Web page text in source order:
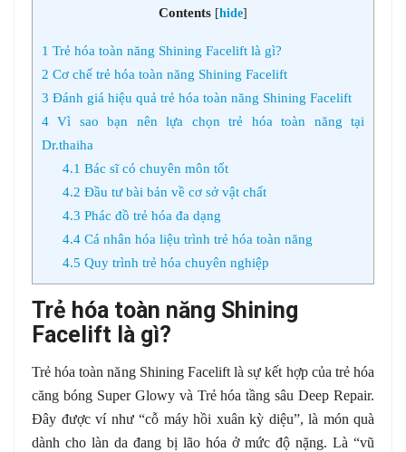
Contents [hide]
1 Trẻ hóa toàn năng Shining Facelift là gì?
2 Cơ chế trẻ hóa toàn năng Shining Facelift
3 Đánh giá hiệu quả trẻ hóa toàn năng Shining Facelift
4 Vì sao bạn nên lựa chọn trẻ hóa toàn năng tại
Dr.thaiha
4.1 Bác sĩ có chuyên môn tốt
4.2 Đầu tư bài bản về cơ sở vật chất
4.3 Phác đồ trẻ hóa đa dạng
4.4Cá nhân hóa liệu trình trẻ hóa toàn năng
4.5 Quy trình trẻ hóa chuyên nghiệp
Trẻ hóa toàn năng Shining
Facelift là gì?
Trẻ hóa toàn năng Shining Facelift là sự kết hợp của trẻ hóa
căng bóng Super Glowy và Trẻ hóa tầng sâu Deep Repair.
Đây được ví như “cỗ máy hồi xuân kỳ diệu”, là món quà
dành cho làn da đang bị lão hóa ở mức độ nặng. Là “vũ